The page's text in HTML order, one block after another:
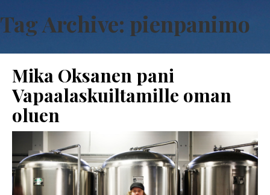
Tag Archive: pienpanimo
Mika Oksanen pani
Vapaalaskuiltamille oman
oluen